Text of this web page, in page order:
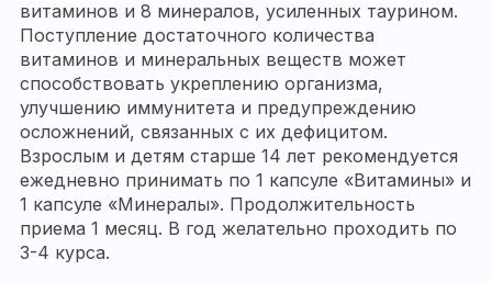
витаминов и 8 минералов, усиленных таурином.
Поступление достаточного количества
витаминов и минеральных веществ может
способствовать укреплению организма,
улучшению иммунитета и предупреждению
осложнений, связанных с их дефицитом.
Взрослым и детям старше 14 лет рекомендуется
ежедневно принимать по 1 капсуле «Витамины» и
1 капсуле «Минералы». Продолжительность
приема 1 месяц. В год желательно проходить по
3-4 курса.